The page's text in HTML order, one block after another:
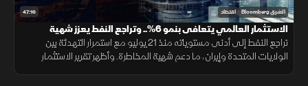
47:16 الشرق Bloomberg اقتصاد
الاستثمار العالمي يتعافى بنمو 6%.. وتراجع النفط يعزز شهية
المخاطرة
تراجع النفط إلى أدنى مستوياته منذ 21 يوليو مع استمرار التهدئة بين
الولايات المتحدة وإيران، ما دعم شهية المخاطرة. وأظهر تقرير الاستثمار